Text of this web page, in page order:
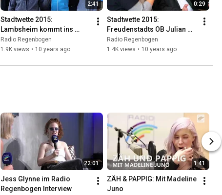
2:41
Stadtwette 2015:
Lambsheim kommt ins
Schwitzen
Radio Regenbogen
1.9K views • 10 years ago
0:29
Stadtwette 2015:
Freudenstadts OB Julian
Osswald übt "Schrei nach
Liebe"
Radio Regenbogen
1.4K views • 10 years ago
22:01
Jess Glynne im Radio
Regenbogen Interview
1:41
ZÄH & PAPPIG: Mit Madeline
Juno